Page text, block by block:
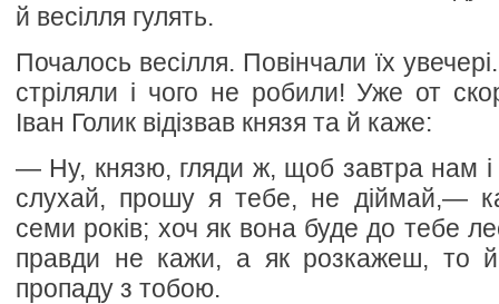
й весілля гулять.
Почалось весілля. Повінчали їх
стріляли і чого не робили! Уже от
Іван Голик відізвав князя та й каже:
— Ну, князю, гляди ж, щоб завтра нам
слухай, прошу я тебе, не діймай,—
семи років; хоч як вона буде до тебе
правди не кажи, а як розкажеш, то
пропаду з тобою.